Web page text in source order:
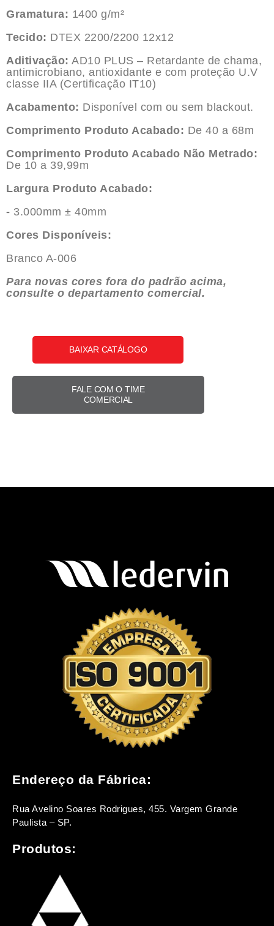
Gramatura: 1400 g/m²
Tecido: DTEX 2200/2200 12x12
Aditivação: AD10 PLUS – Retardante de chama,
antimicrobiano, antioxidante e com proteção U.V
classe IIA (Certificação IT10)
Acabamento: Disponível com ou sem blackout.
Comprimento Produto Acabado: De 40 a 68m
Comprimento Produto Acabado Não Metrado:
De 10 a 39,99m
Largura Produto Acabado:
- 3.000mm ± 40mm
Cores Disponíveis:
Branco A-006
Para novas cores fora do padrão acima,
consulte o departamento comercial.
BAIXAR CATÁLOGO
FALE COM O TIME
COMERCIAL
Endereço da Fábrica:
Rua Avelino Soares Rodrigues, 455. Vargem Grande
Paulista – SP.
Produtos: